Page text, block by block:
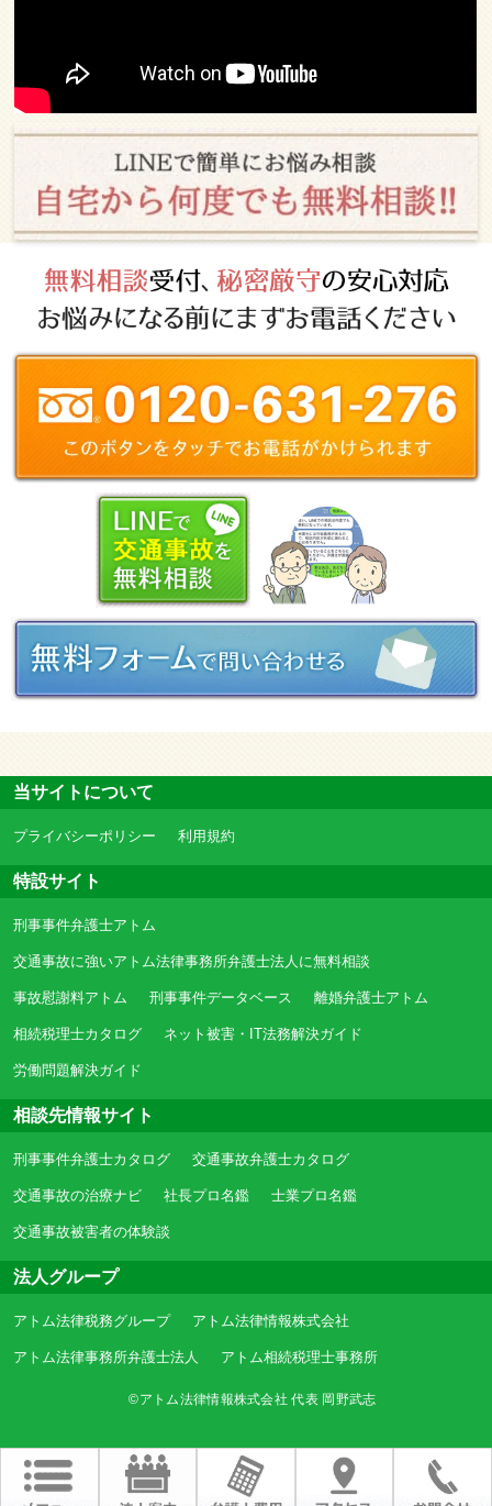
当サイトについて
プライバシーポリシー 利用規約
特設サイト
刑事事件弁護士アトム
交通事故に強いアトム法律事務所弁護士法人に無料相談
事故慰謝料アトム 刑事事件データベース 離婚弁護士アトム
相続税理士カタログ ネット被害・IT法務解決ガイド
労働問題解決ガイド
相談先情報サイト
刑事事件弁護士カタログ 交通事故弁護士カタログ
交通事故の治療ナビ 社長プロ名鑑 士業プロ名鑑
交通事故被害者の体験談
法人グループ
アトム法律税務グループ アトム法律情報株式会社
アトム法律事務所弁護士法人 アトム相続税理士事務所
©アトム法律情報株式会社 代表 岡野武志